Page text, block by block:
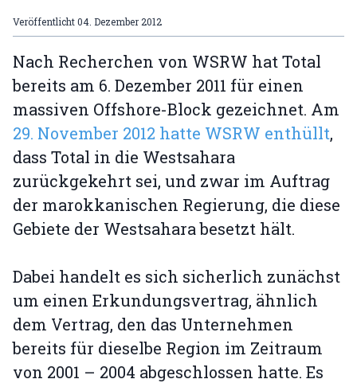
Veröffentlicht04. Dezember 2012
Nach Recherchen von WSRW hat Total
bereits am 6. Dezember 2011 für einen
massiven Offshore-Block gezeichnet. Am
29. November 2012 hatte WSRW enthüllt,
dass Total in die Westsahara
zurückgekehrt sei, und zwar im Auftrag
der marokkanischen Regierung, die diese
Gebiete der Westsahara besetzt hält.
Dabei handelt es sich sicherlich zunächst
um einen Erkundungsvertrag, ähnlich
dem Vertrag, den das Unternehmen
bereits für dieselbe Region im Zeitraum
von 2001 – 2004 abgeschlossen hatte. Es